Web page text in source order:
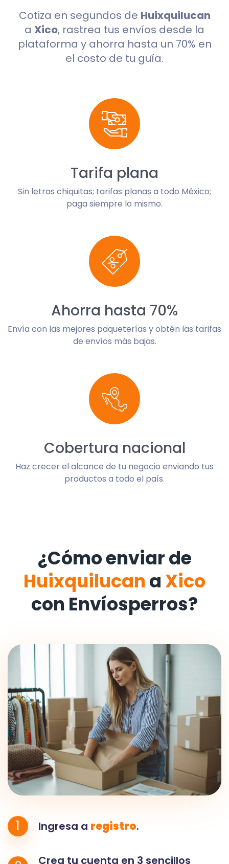
Cotiza en segundos de Huixquilucan
a Xico, rastrea tus envíos desde la
plataforma y ahorra hasta un 70% en
el costo de tu guía.
Tarifa plana
Sin letras chiquitas; tarifas planas a todo México;
paga siempre lo mismo.
Ahorra hasta 70%
Envía con las mejores paqueterías y obtén las tarifas
de envíos más bajas.
Cobertura nacional
Haz crecer el alcance de tu negocio enviando tus
productos a todo el país.
¿Cómo enviar de
Huixquilucan a Xico
con Envíosperros?
1 Ingresa a registro.
Crea tu cuenta en 3 sencillos